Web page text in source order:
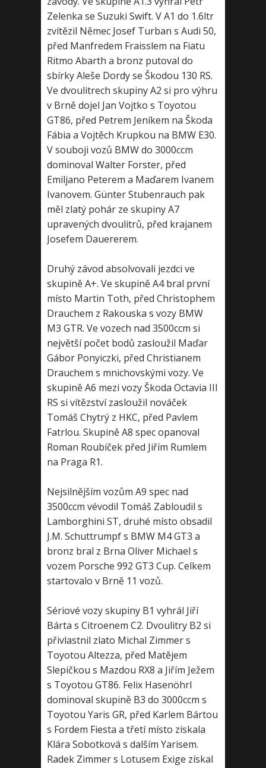
Zelenka se Suzuki Swift. V A1 do 1.6ltr
zvítězil Němec Josef Turban s Audi 50,
před Manfredem Fraisslem na Fiatu
Ritmo Abarth a bronz putoval do
sbírky Aleše Dordy se Škodou 130 RS.
Ve dvoulitrech skupiny A2 si pro výhru
v Brně dojel Jan Vojtko s Toyotou
GT86, před Petrem Jeníkem na Škoda
Fábia a Vojtěch Krupkou na BMW E30.
V souboji vozů BMW do 3000ccm
dominoval Walter Forster, před
Emiljano Peterem a Maďarem Ivanem
Ivanovem. Günter Stubenrauch pak
měl zlatý pohár ze skupiny A7
upravených dvoulitrů, před krajanem
Josefem Dauererem.
Druhý závod absolvovali jezdci ve
skupině A+. Ve skupině A4 bral první
místo Martin Toth, před Christophem
Drauchem z Rakouska s vozy BMW
M3 GTR. Ve vozech nad 3500ccm si
největší počet bodů zasloužil Maďar
Gábor Ponyiczki, před Christianem
Drauchem s mnichovskými vozy. Ve
skupině A6 mezi vozy Škoda Octavia III
RS si vítězství zasloužil nováček
Tomáš Chytrý z HKC, před Pavlem
Fatrlou. Skupině A8 spec opanoval
Roman Roubíček před Jiřím Rumlem
na Praga R1.
Nejsilnějším vozům A9 spec nad
3500ccm vévodil Tomáš Zabloudil s
Lamborghini ST, druhé místo obsadil
J.M. Schuttrumpf s BMW M4 GT3 a
bronz bral z Brna Oliver Michael s
vozem Porsche 992 GT3 Cup. Celkem
startovalo v Brně 11 vozů.
Sériové vozy skupiny B1 vyhrál Jiří
Bárta s Citroenem C2. Dvoulitry B2 si
přivlastnil zlato Michal Zimmer s
Toyotou Altezza, před Matějem
Slepičkou s Mazdou RX8 a Jiřím Ježem
s Toyotou GT86. Felix Hasenöhrl
dominoval skupině B3 do 3000ccm s
Toyotou Yaris GR, před Karlem Bártou
s Fordem Fiesta a třetí místo získala
Klára Sobotková s dalším Yarisem.
Radek Zimmer s Lotusem Exige získal